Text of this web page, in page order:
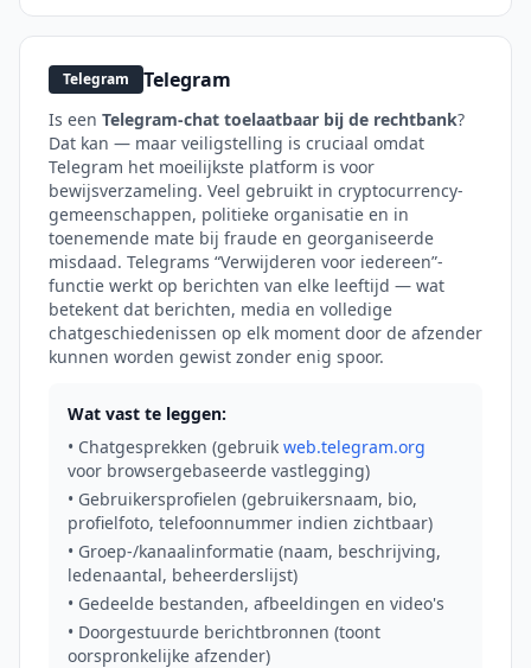
Telegram Telegram
Is een Telegram-chat toelaatbaar bij de rechtbank?
Dat kan — maar veiligstelling is cruciaal omdat
Telegram het moeilijkste platform is voor
bewijsverzameling. Veel gebruikt in cryptocurrency-
gemeenschappen, politieke organisatie en in
toenemende mate bij fraude en georganiseerde
misdaad. Telegrams “Verwijderen voor iedereen”-
functie werkt op berichten van elke leeftijd — wat
betekent dat berichten, media en volledige
chatgeschiedenissen op elk moment door de afzender
kunnen worden gewist zonder enig spoor.
Wat vast te leggen:
• Chatgesprekken (gebruik web.telegram.org
voor browsergebaseerde vastlegging)
• Gebruikersprofielen (gebruikersnaam, bio,
profielfoto, telefoonnummer indien zichtbaar)
• Groep-/kanaalinformatie (naam, beschrijving,
ledenaantal, beheerderslijst)
• Gedeelde bestanden, afbeeldingen en video's
• Doorgestuurde berichtbronnen (toont
oorspronkelijke afzender)